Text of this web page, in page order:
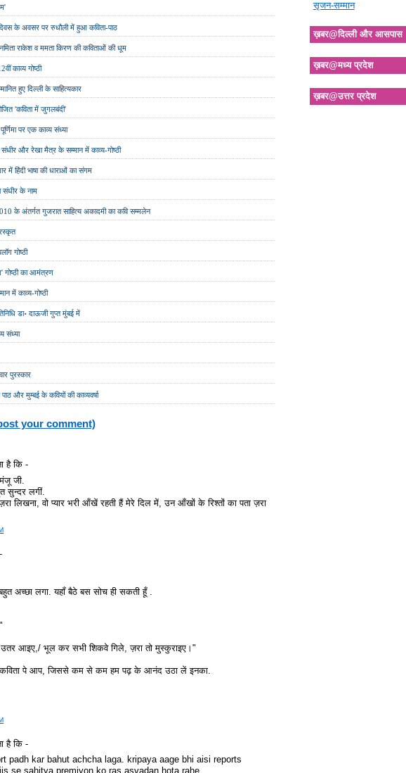
के अवसर पर रुधौली में हुआ कविता-पाठ
नमिता राकेश व ममता किरण की कविताओं की धूम
काव्य गोष्ठी
हुए दिल्ली के साहित्यकार
'कविता में जुगलबंदी'
पर एक काव्य संध्या
संधीर और रेखा मैत्र के सम्मान में काव्य-गोष्ठी
में हिंदी भाषा की धाराओं का संगम
संधीर के नाम
2010 के अंतर्गत गुजरात साहित्य अकादमी का कवि सम्मलेन
गोष्ठी
गोष्ठी का आमंत्रण
में काव्य-गोष्ठी
डा॰ दाऊजी गुप्त मुंबई में
संध्या
पुरस्कार
और मुम्बई के कवियों की काव्यवर्षा
your comment)
है कि -
जी.
सुन्दर लगीं.
लिखना, वो प्यार भरी आँखें रहती हैं मेरे दिल में, उन आँखों के रिश्तों का पता ज़रा
अच्छा लगा. यहाँ बैठे बस सोच ही सकती हूँ .
उतर आइए,/ भूल कर सभी शिकवे गिले, ज़रा तो मुस्कुराइए।"
कविता पे आप, जिससे कम से कम हम पढ़ के आनंद उठा लें इनका.
है कि -
padh kar bahut achcha laga. kripaya aage bhi aisi reports
se sahitya premiyon ko ras asvadan hota rahe.
सृजन-सम्मान
ख़बर@दिल्ली और आसपास
ख़बर@मध्य प्रदेश
ख़बर@उत्तर प्रदेश